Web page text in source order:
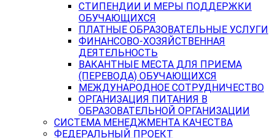
СТИПЕНДИИ И МЕРЫ ПОДДЕРЖКИ
ОБУЧАЮЩИХСЯ
ПЛАТНЫЕ ОБРАЗОВАТЕЛЬНЫЕ УСЛУГИ
ФИНАНСОВО-ХОЗЯЙСТВЕННАЯ
ДЕЯТЕЛЬНОСТЬ
ВАКАНТНЫЕ МЕСТА ДЛЯ ПРИЕМА
(ПЕРЕВОДА) ОБУЧАЮЩИХСЯ
МЕЖДУНАРОДНОЕ СОТРУДНИЧЕСТВО
ОРГАНИЗАЦИЯ ПИТАНИЯ В
ОБРАЗОВАТЕЛЬНОЙ ОРГАНИЗАЦИИ
СИСТЕМА МЕНЕДЖМЕНТА КАЧЕСТВА
ФЕДЕРАЛЬНЫЙ ПРОЕКТ